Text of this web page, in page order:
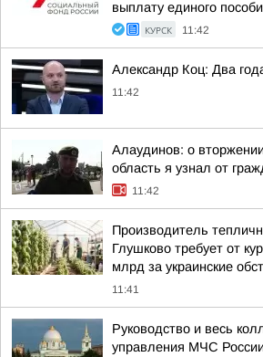
выплату единого
КУРСК 11:42
Александр Коц: Два
11:42
Алаудинов: о
область я узнал от
11:42
Производитель
Глушково требует от
млрд за украинские
11:41
Руководство и весь
управления МЧС